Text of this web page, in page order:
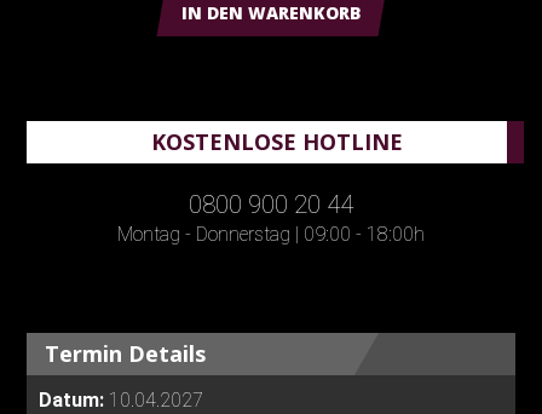
IN DEN WARENKORB
KOSTENLOSE HOTLINE
0800 900 20 44
Montag - Donnerstag | 09:00 - 18:00h
Termin Details
Datum: 10.04.2027